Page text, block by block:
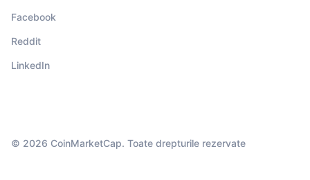
Facebook
Reddit
LinkedIn
© 2026 CoinMarketCap. Toate drepturile rezervate